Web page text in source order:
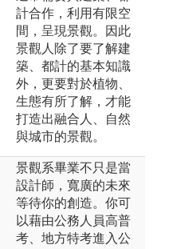
計合作，利用有限空
間，呈現景觀。因此
景觀人除了要了解建
築、都計的基本知識
外，更要對於植物、
生態有所了解，才能
打造出融合人、自然
與城市的景觀。
景觀系畢業不只是當
設計師，寬廣的未來
等待你的創造。你可
以藉由公務人員高普
考、地方特考進入公